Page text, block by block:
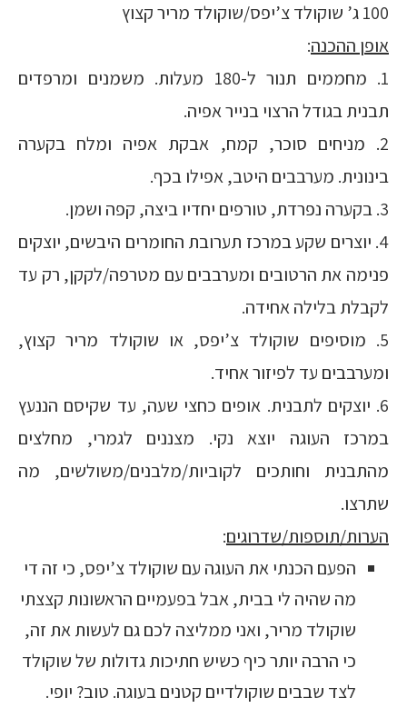
100 ג’ שוקולד צ’יפס/שוקולד מריר קצוץ
אופן ההכנה:
1. מחממים תנור ל-180 מעלות. משמנים ומרפדים
תבנית בגודל הרצוי בנייר אפיה.
2. מניחים סוכר, קמח, אבקת אפיה ומלח בקערה
בינונית. מערבבים היטב, אפילו בכף.
3. בקערה נפרדת, טורפים יחדיו ביצה, קפה ושמן.
4. יוצרים שקע במרכז תערובת החומרים היבשים, יוצקים
פנימה את הרטובים ומערבבים עם מטרפה/לקקן, רק עד
לקבלת בלילה אחידה.
5. מוסיפים שוקולד צ’יפס, או שוקולד מריר קצוץ,
ומערבבים עד לפיזור אחיד.
6. יוצקים לתבנית. אופים כחצי שעה, עד שקיסם הננעץ
במרכז העוגה יוצא נקי. מצננים לגמרי, מחלצים
מהתבנית וחותכים לקוביות/מלבנים/משולשים, מה
שתרצו.
הערות/תוספות/שדרוגים:
הפעם הכנתי את העוגה עם שוקולד צ’יפס, כי זה די
מה שהיה לי בבית, אבל בפעמיים הראשונות קצצתי
שוקולד מריר, ואני ממליצה לכם גם לעשות את זה,
כי הרבה יותר כיף כשיש חתיכות גדולות של שוקולד
לצד שבבים שוקולדיים קטנים בעוגה. טוב? יופי.